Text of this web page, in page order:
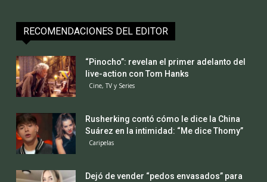
RECOMENDACIONES DEL EDITOR
“Pinocho”: revelan el primer adelanto del
live-action con Tom Hanks
Cine, TV y Series
Rusherking contó cómo le dice la China
Suárez en la intimidad: “Me dice Thomy”
Caripelas
Dejó de vender “pedos envasados” para